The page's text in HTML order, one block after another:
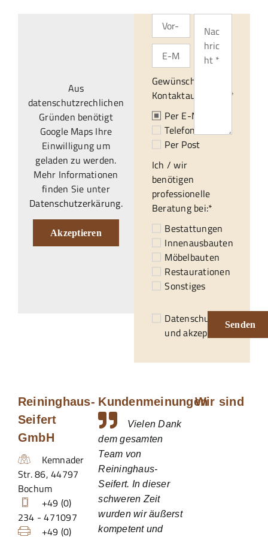
Aus
datenschutzrechlichen
Gründen benötigt
Google Maps Ihre
Einwilligung um
geladen zu werden.
Mehr Informationen
finden Sie unter
Datenschutzerkärung.
Akzeptieren
Gewünschte
Kontaktaufnahme:*
Per E-Mail
Telefonisch
Per Post
Ich / wir
benötigen
professionelle
Beratung bei:*
Bestattungen
Innenausbauten
Möbelbauten
Restaurationen
Sonstiges
Datenschutzerklärung
und akzeptiert.*
Senden
Reininghaus-
Seifert
GmbH
Kemnader
Str. 86,44797
Bochum
+49 (0)
234 - 471097
+49 (0)
Kundenmeinungen
Vielen Dank
dem gesamten
Team von
Reininghaus-
Seifert. In dieser
schweren Zeit
wurden wir äußerst
kompetent und
Wir sind